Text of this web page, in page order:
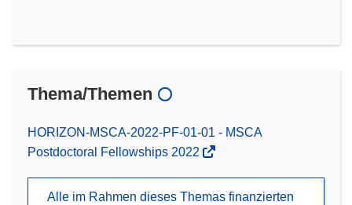
Thema/Themen
HORIZON-MSCA-2022-PF-01-01 - MSCA
Postdoctoral Fellowships 2022
Alle im Rahmen dieses Themas finanzierten